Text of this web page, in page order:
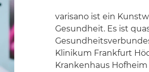
varisano ist ein
Gesundheit. Es ist
Klinikum Frankfurt
Krankenhaus